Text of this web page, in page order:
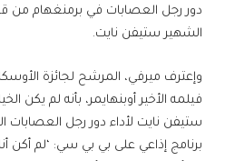
دور رجل العصابات في برمنغهام من
الشهير ستيفن نايت.
وإعترف ميرفي، المرشح لجائزة
فيلمه الأخير أوبنهايمر، بأنه لم يكن
ستيفن نايت لأداء دور رجل العصابات
برنامج إذاعي على بي بي سي: ‘لم أكن